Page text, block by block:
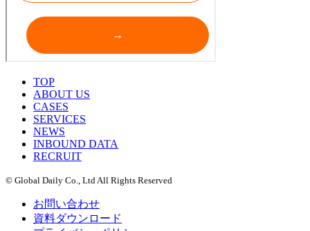
TOP
ABOUT US
CASES
SERVICES
NEWS
INBOUND DATA
RECRUIT
© Global Daily Co., Ltd All Rights Reserved
お問い合わせ
資料ダウンロード